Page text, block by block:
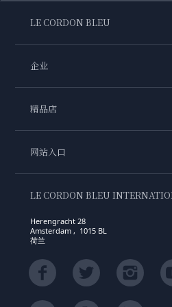
LE CORDON BLEU
企业
精品店
网站入口
LE CORDON BLEU
Herengracht 28
Amsterdam , 1015 BL
荷兰